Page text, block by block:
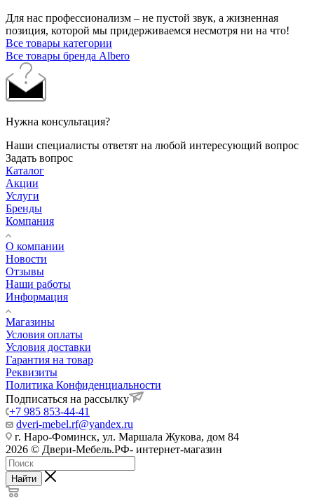
Для нас профессионализм – не пустой звук, а жизненная
позиция, которой мы придерживаемся несмотря ни на что!
Все товары категории
Все товары бренда Albero
Нужна консультация?
Наши специалисты ответят на любой интересующий вопрос
Задать вопрос
Каталог
Акции
Услуги
Бренды
Компания
О компании
Новости
Отзывы
Наши работы
Информация
Магазины
Условия оплаты
Условия доставки
Гарантия на товар
Реквизиты
Политика Конфиденциальности
Подписаться на рассылку
+7 985 853-44-41
dveri-mebel.rf@yandex.ru
г. Наро-Фоминск, ул. Маршала Жукова, дом 84
2026 © Двери-Мебель.РФ- интернет-магазин
Найти